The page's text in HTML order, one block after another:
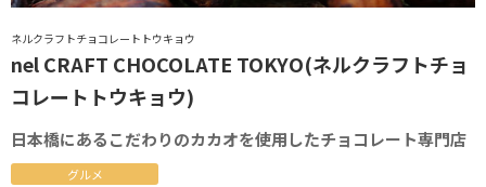
ネルクラフトチョコレートトウキョウ
nel CRAFT CHOCOLATE TOKYO(ネルクラフトチョ
コレートトウキョウ)
日本橋にあるこだわりのカカオを使用したチョコレート専門店
グルメ